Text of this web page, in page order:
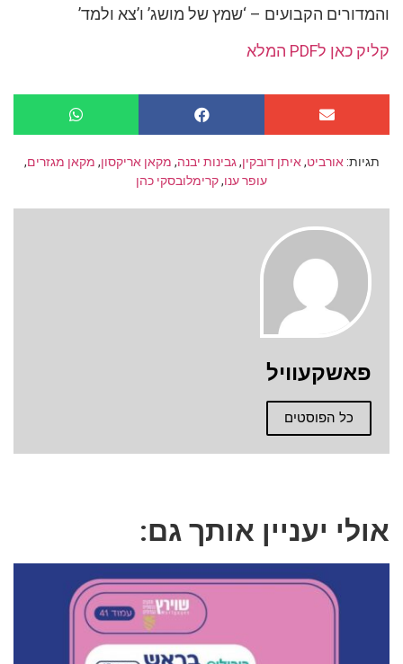
והמדורים הקבועים – ‘שמץ של מושג’ ו’צא ולמד’
קליק כאן לPDF המלא
תגיות: אורביט, איתן דובקין,גבינות יבנה, מקאן אריקסון, מקאן מגזרים,
עופר ענו,קרימלובסקי כהן
פאשקעוויל
כל הפוסטים
אולי יעניין אותך גם: